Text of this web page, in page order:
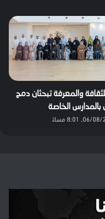
والمعرفة تبحثان دمج
بالمدارس الخاصة
8:01 مساءً